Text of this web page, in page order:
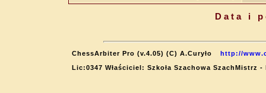
Data i
ChessArbiter Pro (v.4.05) (C) A.Curyło
http://
Lic:0347 Właściciel: Szkoła Szachowa SzachMistrz